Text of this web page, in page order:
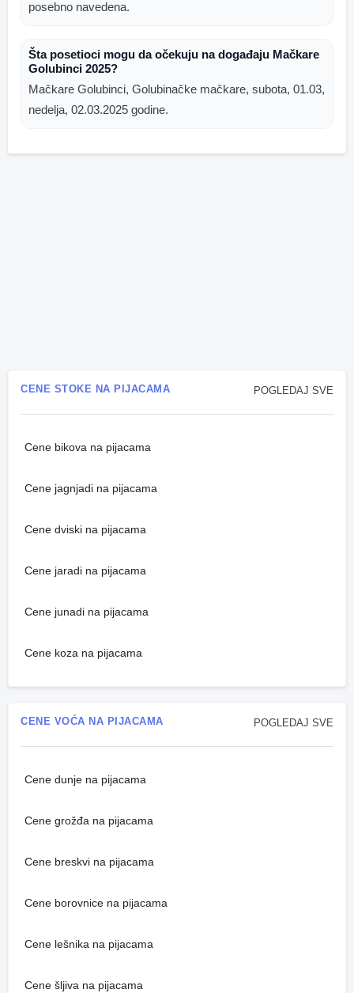
posebno navedena.
Šta posetioci mogu da očekuju na događaju Mačkare
Golubinci 2025?
Mačkare Golubinci, Golubinačke mačkare, subota, 01.03,
nedelja, 02.03.2025 godine.
POGLEDAJ SVE
CENE STOKE NA PIJACAMA
Cene bikova na pijacama
Cene jagnjadi na pijacama
Cene dviski na pijacama
Cene jaradi na pijacama
Cene junadi na pijacama
Cene koza na pijacama
POGLEDAJ SVE
CENE VOĆA NA PIJACAMA
Cene dunje na pijacama
Cene grožđa na pijacama
Cene breskvi na pijacama
Cene borovnice na pijacama
Cene lešnika na pijacama
Cene šljiva na pijacama